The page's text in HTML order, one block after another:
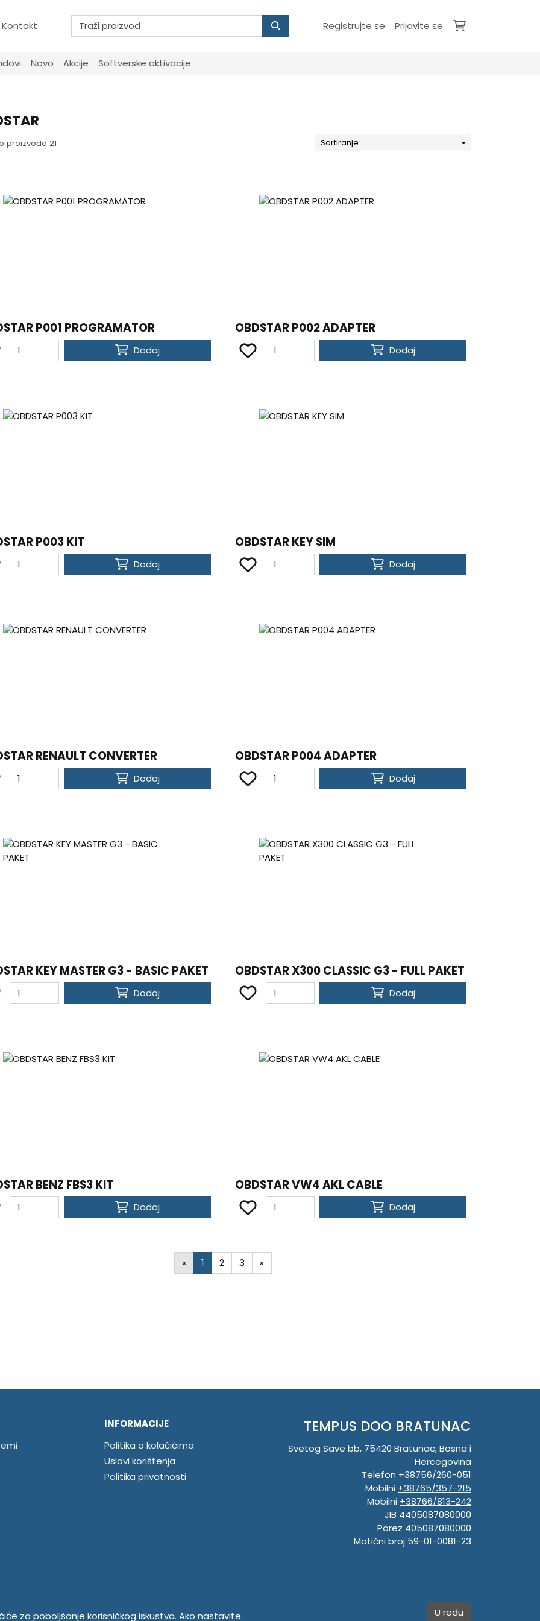
Kontakt Registrujte se Prijavite se
Novo Akcije Softverske aktivacije
proizvoda 21 Sortiranje
P001 PROGRAMATOR
Dodaj
OBDSTAR P002 ADAPTER
Dodaj
P003 KIT
Dodaj
OBDSTAR KEY SIM
Dodaj
RENAULT CONVERTER
Dodaj
OBDSTAR P004 ADAPTER
Dodaj
KEY MASTER G3 - BASIC PAKET
Dodaj
OBDSTAR X300 CLASSIC G3 - FULL PAKET
Dodaj
BENZ FBS3 KIT
Dodaj
OBDSTAR VW4 AKL CABLE
Dodaj
« 1 2 3 »
INFORMACIJE
Politika o kolačićima
Uslovi korištenja
Politika privatnosti
TEMPUS DOO BRATUNAC
Svetog Save bb, 75420 Bratunac, Bosna i
Hercegovina
Telefon +38756/260-051
Mobilni +38765/357-215
Mobilni +38766/813-242
JIB 4405087080000
Porez 405087080000
Matični broj 59-01-0081-23
za poboljšanje korisničkog iskustva. Ako nastavite U redu